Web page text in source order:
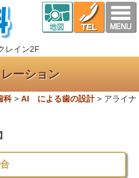
レイン2F
ーション
科> AI による歯の設計> アライナ